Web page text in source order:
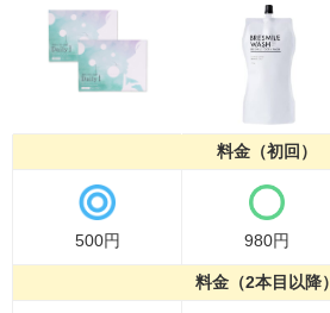
料金（初回）
500円 980円
料金（2本目以降）